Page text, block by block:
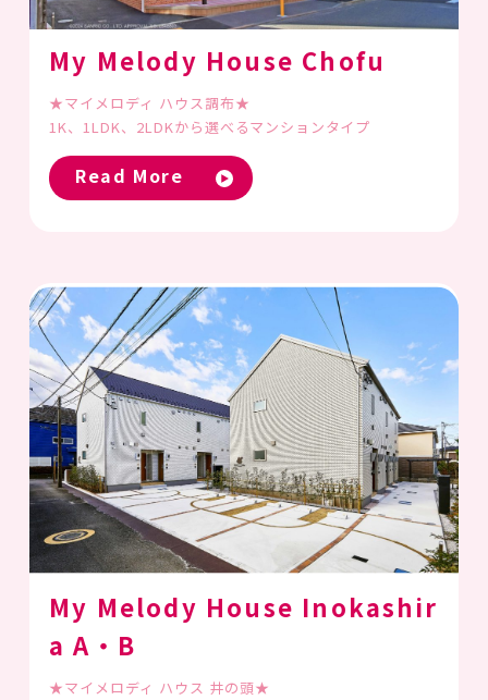
My Melody House Chofu
★マイメロディ ハウス調布★
1K、1LDK、2LDKから選べるマンションタイプ
Read More
My Melody House Inokashir
a A・B
★マイメロディ ハウス 井の頭★